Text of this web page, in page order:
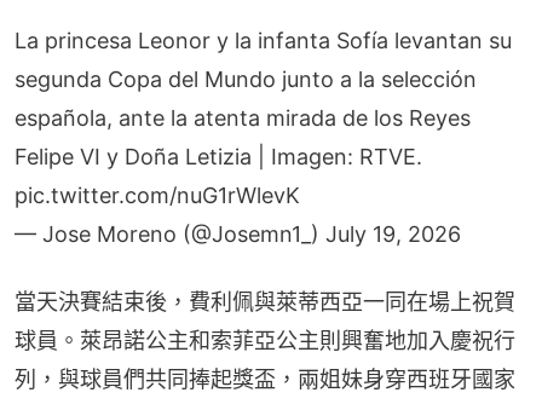
La princesa Leonor y la infanta Sofía levantan su
segunda Copa del Mundo junto a la selección
española, ante la atenta mirada de los Reyes
Felipe VI y Doña Letizia | Imagen: RTVE.
pic.twitter.com/nuG1rWlevK
— Jose Moreno (@Josemn1_) July 19, 2026
當天決賽結束後，費利佩與萊蒂西亞一同在場上祝賀
球員。萊昂諾公主和索菲亞公主則興奮地加入慶祝行
列，與球員們共同捧起獎盃，兩姐妹身穿西班牙國家